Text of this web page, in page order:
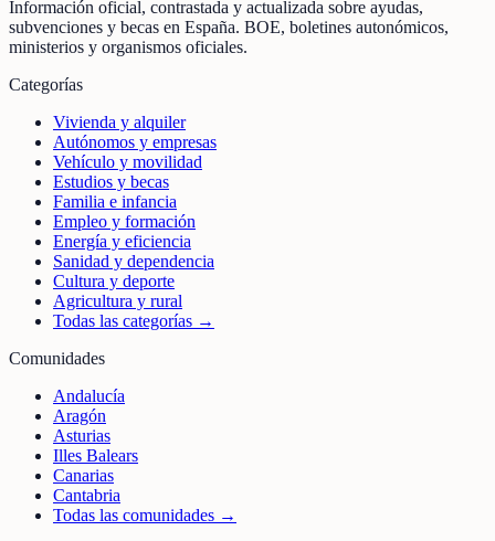
Información oficial, contrastada y actualizada sobre ayudas,
subvenciones y becas en España. BOE, boletines autonómicos,
ministerios y organismos oficiales.
Categorías
Vivienda y alquiler
Autónomos y empresas
Vehículo y movilidad
Estudios y becas
Familia e infancia
Empleo y formación
Energía y eficiencia
Sanidad y dependencia
Cultura y deporte
Agricultura y rural
Todas las categorías →
Comunidades
Andalucía
Aragón
Asturias
Illes Balears
Canarias
Cantabria
Todas las comunidades →